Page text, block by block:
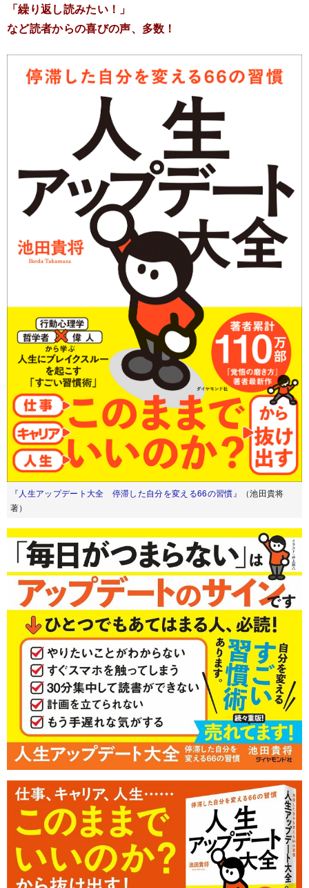
「繰り返し読みたい！」
など読者からの喜びの声、多数！
『人生アップデート大全 停滞した自分を変える66の習慣』
（池田貴将
著）